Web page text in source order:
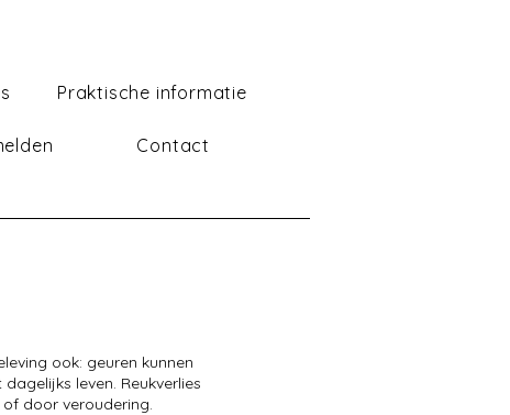
Praktische informatie
Contact
ook: geuren kunnen
leven. Reukverlies
door veroudering.